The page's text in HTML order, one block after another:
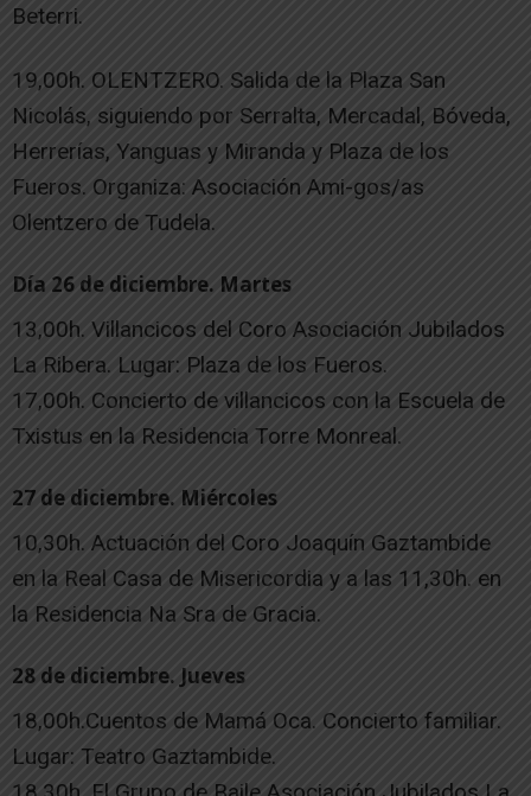
Beterri.
19,00h. OLENTZERO. Salida de la Plaza San
Nicolás, siguiendo por Serralta, Mercadal, Bóveda,
Herrerías, Yanguas y Miranda y Plaza de los
Fueros. Organiza: Asociación Ami-gos/as
Olentzero de Tudela.
Día 26 de diciembre. Martes
13,00h. Villancicos del Coro Asociación Jubilados
La Ribera. Lugar: Plaza de los Fueros.
17,00h. Concierto de villancicos con la Escuela de
Txistus en la Residencia Torre Monreal.
27 de diciembre. Miércoles
10,30h. Actuación del Coro Joaquín Gaztambide
en la Real Casa de Misericordia y a las 11,30h. en
la Residencia Na Sra de Gracia.
28 de diciembre. Jueves
18,00h.Cuentos de Mamá Oca. Concierto familiar.
Lugar: Teatro Gaztambide.